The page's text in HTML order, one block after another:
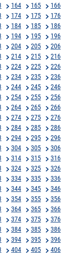
164 165
166
174 175
176
184 185
186
194 195
196
204 205
206
214 215
216
224 225
226
234 235
236
244 245
246
254 255
256
264 265
266
274 275
276
284 285
286
294 295
296
304 305
306
314 315
316
324 325
326
334 335
336
344 345
346
354 355
356
364 365
366
374 375
376
384 385
386
394 395
396
404 405
406